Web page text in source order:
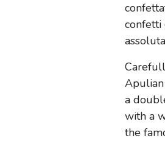
confetti
a
with a
the